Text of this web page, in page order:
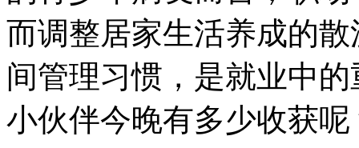
而调整居家生活养成的
间管理习惯，是就业中
小伙伴今晚有多少收获呢